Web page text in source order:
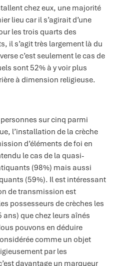
chez eux, une majorité
lieu car il s’agirait d’une
les trois quarts des
il s’agit très largement là du
c’est seulement le cas de
sont 52% à y voir plus
à dimension religieuse.
sur cinq parmi
l’installation de la crèche
d’éléments de foi en
le cas de la quasi-
(98%) mais aussi
(59%). Il est intéressant
de transmission est
possesseurs de crèches les
que chez leurs aînés
pouvons en déduire
comme un objet
par les
davantage un marqueur